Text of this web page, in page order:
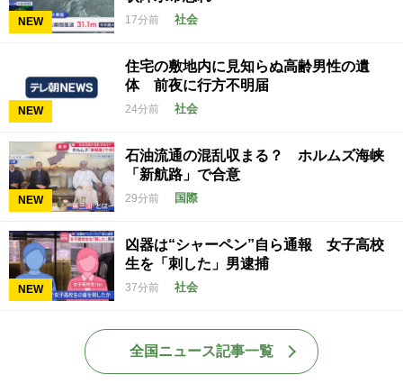
NEW 17分前 社会
NEW
住宅の敷地内に見知らぬ高齢男性の遺
体 前夜に行方不明届
24分前 社会
NEW
石油流通の混乱収まる？ ホルムズ海峡
「新航路」で合意
29分前 国際
NEW
凶器は“シャーペン”自ら通報 女子高校
生を「刺した」男逮捕
37分前 社会
全国ニュース記事一覧